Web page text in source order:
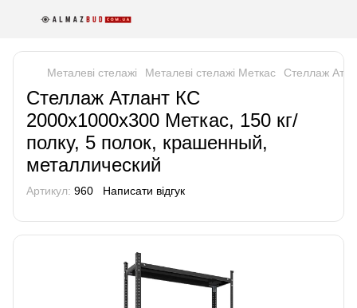
Металеві стелажі Металеві стелажі Меткас Стеллаж
Стеллаж Атлант КС
2000х1000х300 Меткас, 150 кг/
полку, 5 полок, крашенный,
металлический
Артикул: 960 Написати відгук